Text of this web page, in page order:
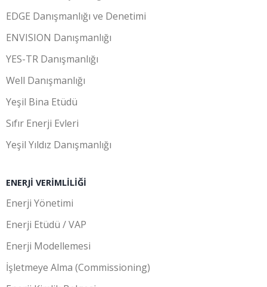
EDGE Danışmanlığı ve Denetimi
ENVISION Danışmanlığı
YES-TR Danışmanlığı
Well Danışmanlığı
Yeşil Bina Etüdü
Sıfır Enerji Evleri
Yeşil Yıldız Danışmanlığı
ENERJI VERIMLILIĞI
Enerji Yönetimi
Enerji Etüdü / VAP
Enerji Modellemesi
İşletmeye Alma (Commissioning)